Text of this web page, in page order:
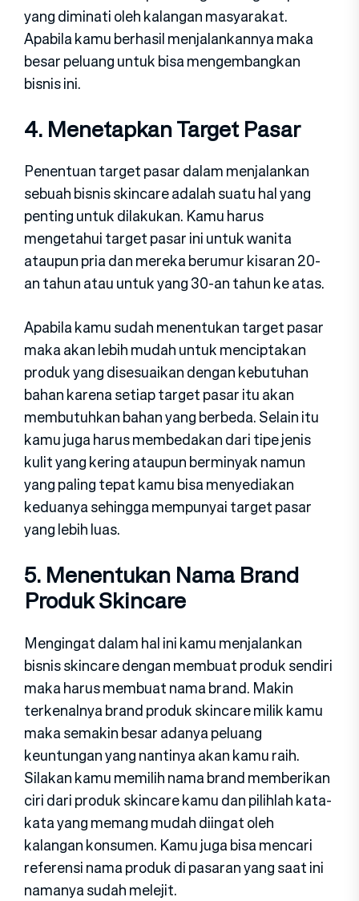
yang diminati oleh kalangan masyarakat.
Apabila kamu berhasil menjalankannya maka
besar peluang untuk bisa mengembangkan
bisnis ini.
4. Menetapkan Target Pasar
Penentuan target pasar dalam menjalankan
sebuah bisnis skincare adalah suatu hal yang
penting untuk dilakukan. Kamu harus
mengetahui target pasar ini untuk wanita
ataupun pria dan mereka berumur kisaran 20-
an tahun atau untuk yang 30-an tahun ke atas.
Apabila kamu sudah menentukan target pasar
maka akan lebih mudah untuk menciptakan
produk yang disesuaikan dengan kebutuhan
bahan karena setiap target pasar itu akan
membutuhkan bahan yang berbeda. Selain itu
kamu juga harus membedakan dari tipe jenis
kulit yang kering ataupun berminyak namun
yang paling tepat kamu bisa menyediakan
keduanya sehingga mempunyai target pasar
yang lebih luas.
5. Menentukan Nama Brand
Produk Skincare
Mengingat dalam hal ini kamu menjalankan
bisnis skincare dengan membuat produk sendiri
maka harus membuat nama brand. Makin
terkenalnya brand produk skincare milik kamu
maka semakin besar adanya peluang
keuntungan yang nantinya akan kamu raih.
Silakan kamu memilih nama brand memberikan
ciri dari produk skincare kamu dan pilihlah kata-
kata yang memang mudah diingat oleh
kalangan konsumen. Kamu juga bisa mencari
referensi nama produk di pasaran yang saat ini
namanya sudah melejit.